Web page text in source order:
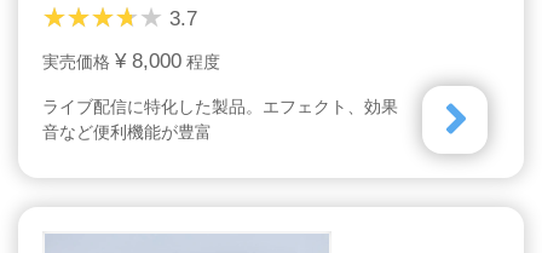
3.7
実売価格 ¥ 8,000 程度
ライブ配信に特化した製品。エフェクト、効果
音など便利機能が豊富